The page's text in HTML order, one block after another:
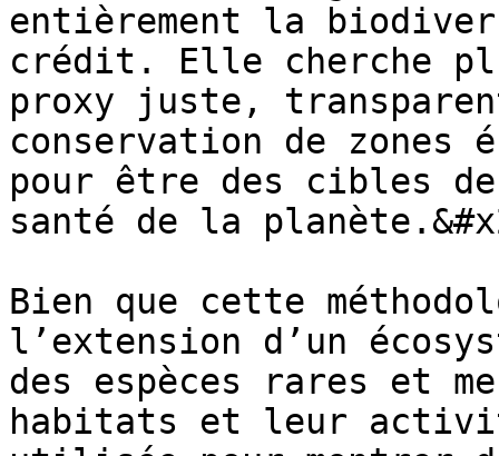
entièrement la
crédit. Elle cherche
proxy juste,
conservation de zones
pour être des cibles
santé de la
Bien que cette
l’extension d’un
des espèces rares et
habitats et leur